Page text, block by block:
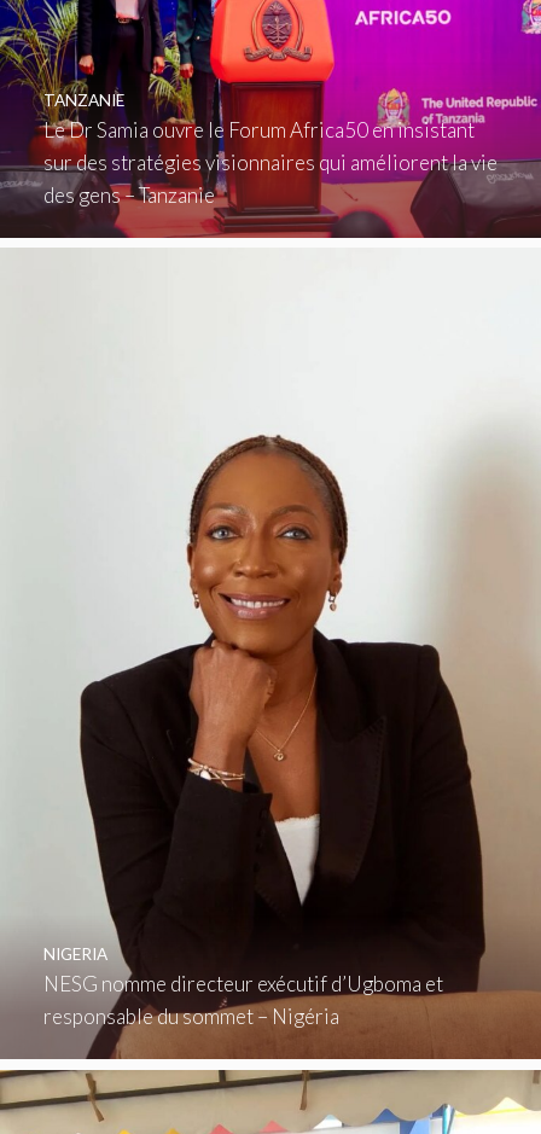
Le Dr Samia ouvre le Forum Africa50 en insistant
sur des stratégies visionnaires qui améliorent la vie
des gens – Tanzanie
TANZANIE
NESG nomme directeur exécutif d’Ugboma et
responsable du sommet – Nigéria
NIGERIA